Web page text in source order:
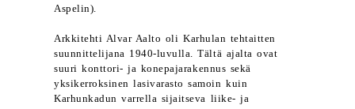
Aspelin).
Arkkitehti Alvar Aalto oli Karhulan tehtaitten
suunnittelijana 1940-luvulla. Tältä ajalta ovat
suuri konttori- ja konepajarakennus sekä
yksikerroksinen lasivarasto samoin kuin
Karhunkadun varrella sijaitseva liike- ja